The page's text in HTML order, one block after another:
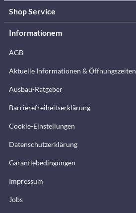
Shop Service
Informationem
AGB
Aktuelle Informationen & Öffnungszeiten
Ausbau-Ratgeber
Barrierefreiheitserklärung
Cookie-Einstellungen
Datenschutzerklärung
Garantiebedingungen
Impressum
Jobs